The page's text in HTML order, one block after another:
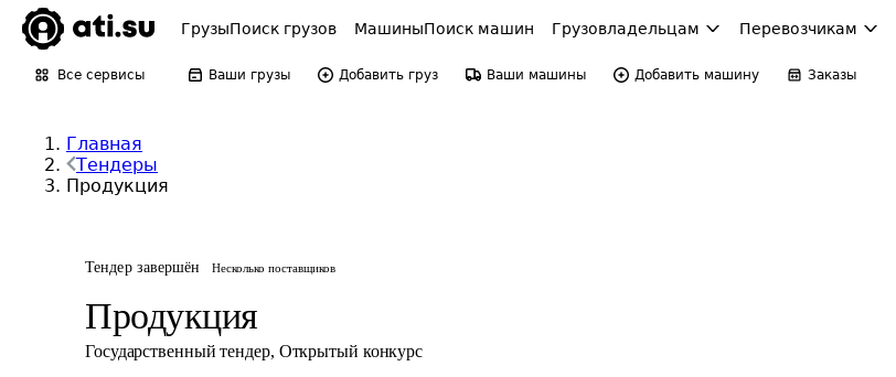
ГрузыПоиск грузов МашиныПоиск машин Грузовладельцам Перевозчикам
Все сервисы Ваши грузы Добавить груз Ваши машины Добавить машину Заказы
Главная
Тендеры
Продукция
Тендер завершён Несколько поставщиков
Продукция
Государственный тендер, Открытый конкурс